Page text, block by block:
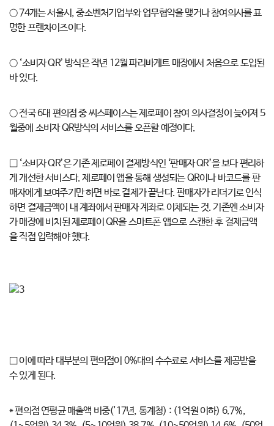
○ 74개는 서울시, 중소벤처기업부와 업무협약을 맺거나 참여의사를 표
명한 프랜차이즈이다.
○ ‘소비자 QR’ 방식은 작년 12월 파리바게트 매장에서 처음으로 도입된
바 있다.
○ 전국 6대 편의점 중 씨스페이스는 제로페이 참여 의사결정이 늦어져 5
월중에 소비자 QR방식의 서비스를 오픈할 예정이다.
□ ‘소비자 QR’은 기존 제로페이 결제방식인 ‘판매자 QR’을 보다 편리하
게 개선한 서비스다. 제로페이 앱을 통해 생성되는 QR이나 바코드를 판
매자에게 보여주기만 하면 바로 결제가 끝난다. 판매자가 리더기로 인식
하면 결제금액이 내 계좌에서 판매자 계좌로 이체되는 것. 기존엔 소비자
가 매장에 비치된 제로페이 QR을 스마트폰 앱으로 스캔한 후 결제금액
을 직접 입력해야 했다.
□ 이에 따라 대부분의 편의점이 0%대의 수수료로 서비스를 제공받을
수 있게 된다.
* 편의점 연평균 매출액 비중('17년, 통계청) : (1억원 이하) 6.7%,